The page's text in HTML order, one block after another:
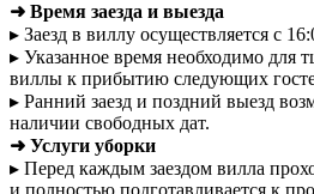
➜ Время заезда и выезда
▸ Заезд в виллу осуществляется с
▸ Указанное время необходимо для
виллы к прибытию следующих
▸ Ранний заезд и поздний выезд
наличии свободных дат.
➜ Услуги уборки
▸ Перед каждым заездом вилла